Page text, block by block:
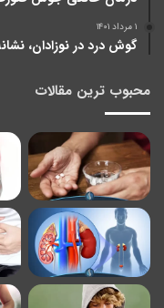
۱ مرداد ۱۴۰۱
گوش درد در نوزادان،
محبوب ترین مقالات